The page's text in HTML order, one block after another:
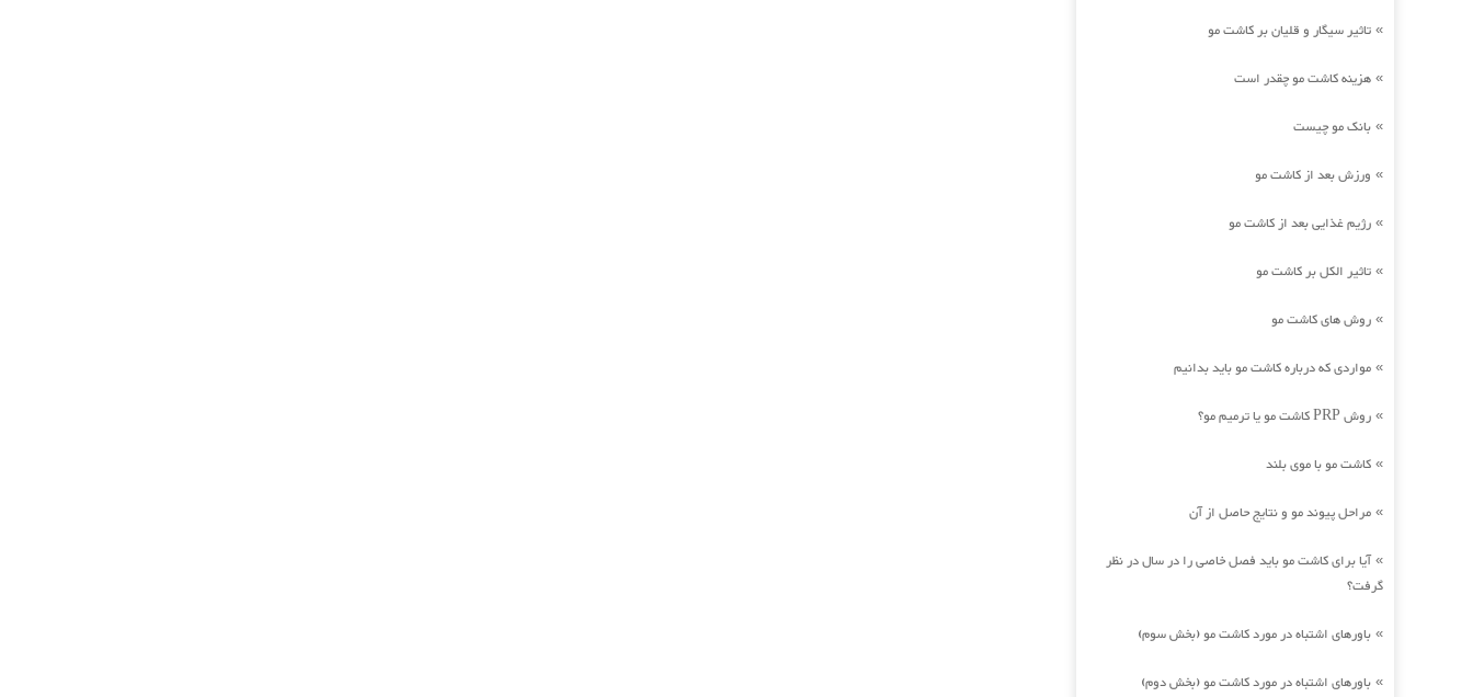
» تاثیر سیگار و قلیان بر کاشت مو
» هزینه کاشت مو چقدر است
» بانک مو چیست
» ورزش بعد از کاشت مو
» رژیم غذایی بعد از کاشت مو
» تاثیر الکل بر کاشت مو
» روش های کاشت مو
» مواردی که درباره کاشت مو باید بدانیم
» روش PRP کاشت مو یا ترمیم مو؟
» کاشت مو با موی بلند
» مراحل پیوند مو و نتایج حاصل از آن
»آیا برای کاشت مو باید فصل خاصی را در سال در نظر
گرفت؟
» باورهای اشتباه در مورد کاشت مو (بخش سوم)
» باورهای اشتباه در مورد کاشت مو (بخش دوم)